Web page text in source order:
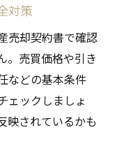
対策
売却契約書で確認
。売買価格や引き
などの基本条件
ェックしましょ
映されているかも